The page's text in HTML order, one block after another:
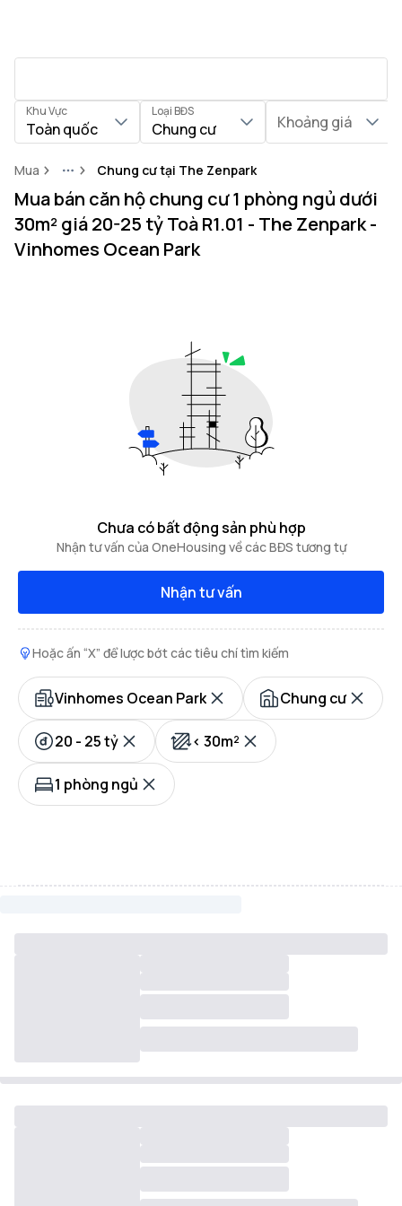
Khu Vực
Toàn quốc
Loại BĐS
Chung cư Khoảng giá
Mua MoreChung cư tại The Zenpark
Mua bán căn hộ chung cư 1 phòng ngủ dưới
30m² giá 20-25 tỷ Toà R1.01 - The Zenpark -
Vinhomes Ocean Park
Chưa có bất động sản phù hợp
Nhận tư vấn của OneHousing về các BĐS tương tự
Nhận tư vấn
Hoặc ấn “X” để lược bớt các tiêu chí tìm kiếm
Vinhomes Ocean Park Chung cư
20 - 25 tỷ < 30m²
1 phòng ngủ